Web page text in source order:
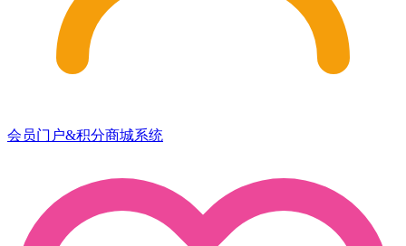
会员门户&积分商城系统